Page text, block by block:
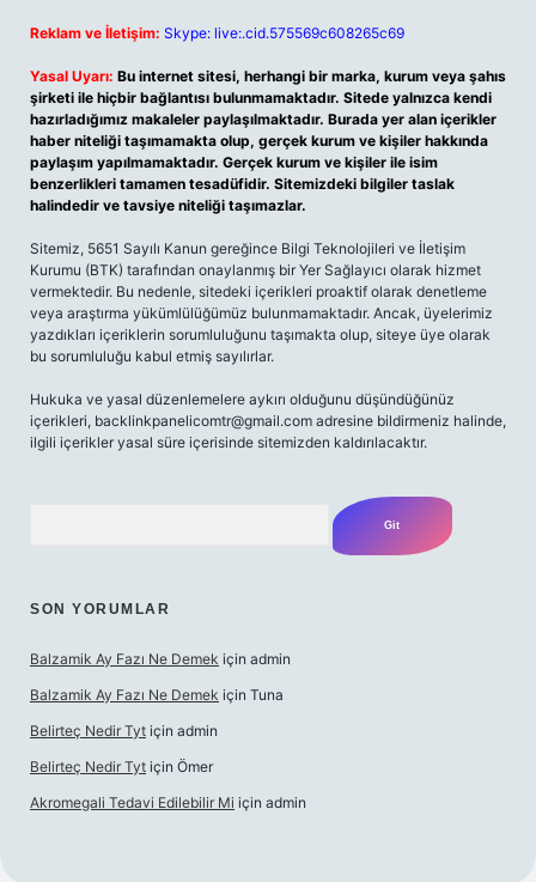
Reklam ve İletişim: Skype: live:.cid.575569c608265c69
Yasal Uyarı: Bu internet sitesi, herhangi bir marka, kurum veya şahıs
şirketi ile hiçbir bağlantısı bulunmamaktadır. Sitede yalnızca kendi
hazırladığımız makaleler paylaşılmaktadır. Burada yer alan içerikler
haber niteliği taşımamakta olup, gerçek kurum ve kişiler hakkında
paylaşım yapılmamaktadır. Gerçek kurum ve kişiler ile isim
benzerlikleri tamamen tesadüfidir. Sitemizdeki bilgiler taslak
halindedir ve tavsiye niteliği taşımazlar.
Sitemiz, 5651 Sayılı Kanun gereğince Bilgi Teknolojileri ve İletişim
Kurumu (BTK) tarafından onaylanmış bir Yer Sağlayıcı olarak hizmet
vermektedir. Bu nedenle, sitedeki içerikleri proaktif olarak denetleme
veya araştırma yükümlülüğümüz bulunmamaktadır. Ancak, üyelerimiz
yazdıkları içeriklerin sorumluluğunu taşımakta olup, siteye üye olarak
bu sorumluluğu kabul etmiş sayılırlar.
Hukuka ve yasal düzenlemelere aykırı olduğunu düşündüğünüz
içerikleri, backlinkpanelicomtr@gmail.com adresine bildirmeniz halinde,
ilgili içerikler yasal süre içerisinde sitemizden kaldırılacaktır.
SON YORUMLAR
Balzamik Ay Fazı Ne Demek için admin
Balzamik Ay Fazı Ne Demek için Tuna
Belirteç Nedir Tyt için admin
Belirteç Nedir Tyt için Ömer
Akromegali Tedavi Edilebilir Mi için admin